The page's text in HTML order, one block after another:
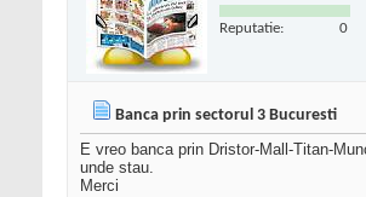
Reputatie: 0
Banca prin sectorul 3 Bucuresti
E vreo banca prin Dristor-Mall-Titan-
unde stau.
Merci